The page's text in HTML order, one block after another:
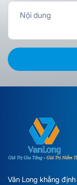
Vân Long khẳng